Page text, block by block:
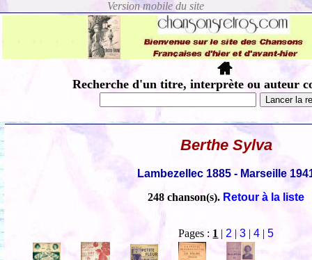
Recherche d'un titre, interprète ou auteur
Berthe Sylva
Lambezellec 1885 - Marseille
248 chanson(s). Retour à la liste
Pages : 1 | 2 |3 |4 |5